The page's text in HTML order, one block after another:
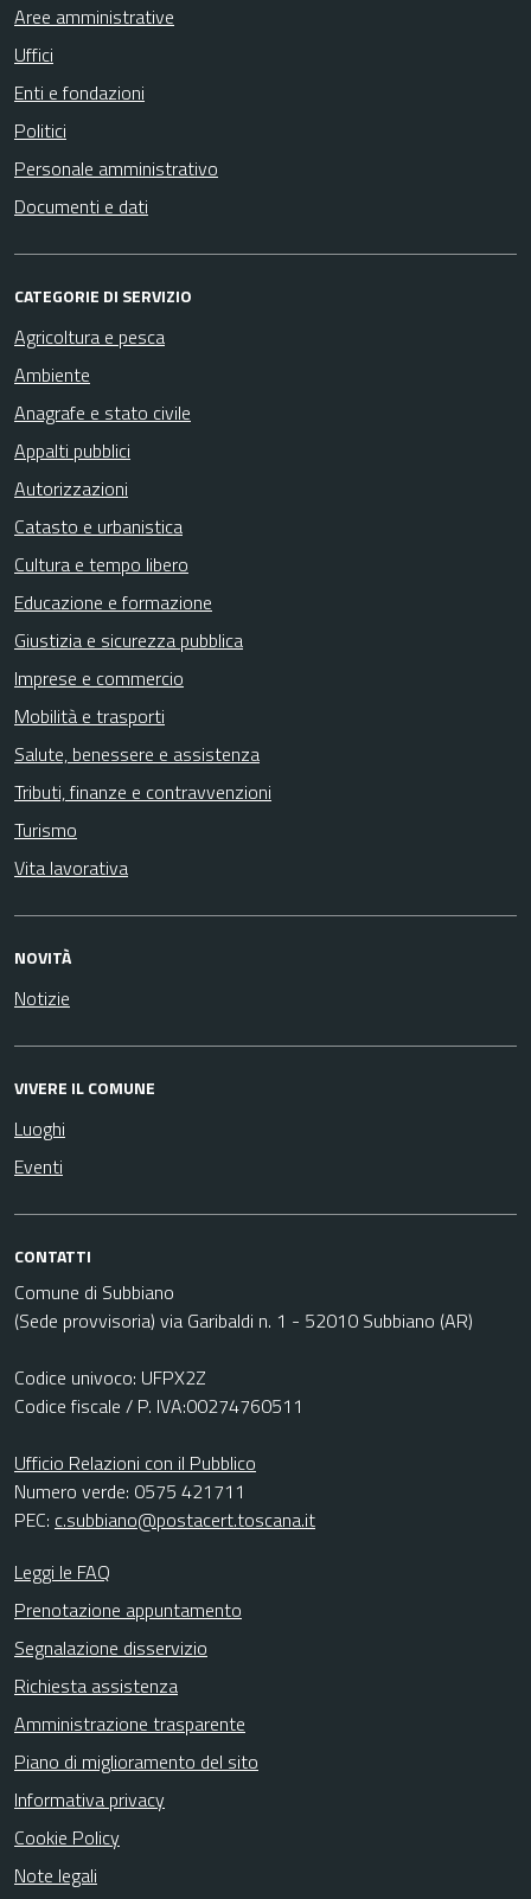
Aree amministrative
Uffici
Enti e fondazioni
Politici
Personale amministrativo
Documenti e dati
CATEGORIE DI SERVIZIO
Agricoltura e pesca
Ambiente
Anagrafe e stato civile
Appalti pubblici
Autorizzazioni
Catasto e urbanistica
Cultura e tempo libero
Educazione e formazione
Giustizia e sicurezza pubblica
Imprese e commercio
Mobilità e trasporti
Salute, benessere e assistenza
Tributi, finanze e contravvenzioni
Turismo
Vita lavorativa
NOVITÀ
Notizie
VIVERE IL COMUNE
Luoghi
Eventi
CONTATTI
Comune di Subbiano
(Sede provvisoria) via Garibaldi n. 1 - 52010 Subbiano (AR)
Codice univoco: UFPX2Z
Codice fiscale / P. IVA:00274760511
Ufficio Relazioni con il Pubblico
Numero verde: 0575 421711
PEC: c.subbiano@postacert.toscana.it
Leggi le FAQ
Prenotazione appuntamento
Segnalazione disservizio
Richiesta assistenza
Amministrazione trasparente
Piano di miglioramento del sito
Informativa privacy
Cookie Policy
Note legali